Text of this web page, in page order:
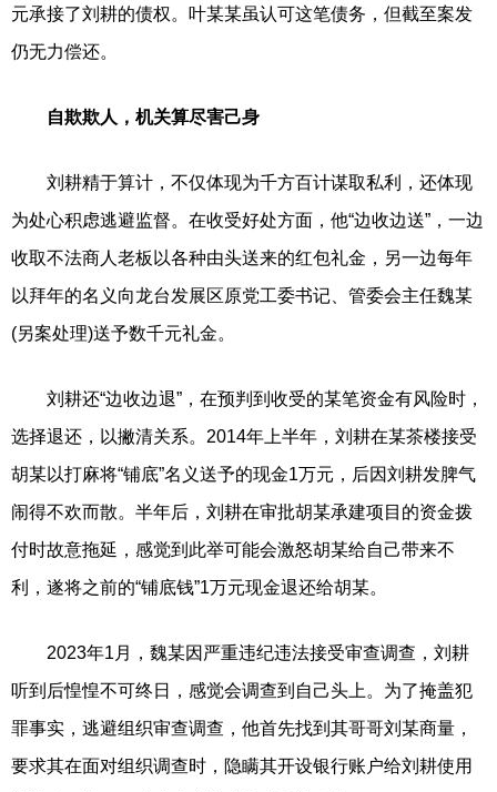
元承接了刘耕的债权。叶某某虽认可这笔债务，但截至案发
仍无力偿还。
自欺欺人，机关算尽害己身
刘耕精于算计，不仅体现为千方百计谋取私利，还体现
为处心积虑逃避监督。在收受好处方面，他“边收边送”，一边
收取不法商人老板以各种由头送来的红包礼金，另一边每年
以拜年的名义向龙台发展区原党工委书记、管委会主任魏某
(另案处理)送予数千元礼金。
刘耕还“边收边退”，在预判到收受的某笔资金有风险时，
选择退还，以撇清关系。2014年上半年，刘耕在某茶楼接受
胡某以打麻将“铺底”名义送予的现金1万元，后因刘耕发脾气
闹得不欢而散。半年后，刘耕在审批胡某承建项目的资金拨
付时故意拖延，感觉到此举可能会激怒胡某给自己带来不
利，遂将之前的“铺底钱”1万元现金退还给胡某。
2023年1月，魏某因严重违纪违法接受审查调查，刘耕
听到后惶惶不可终日，感觉会调查到自己头上。为了掩盖犯
罪事实，逃避组织审查调查，他首先找到其哥哥刘某商量，
要求其在面对组织调查时，隐瞒其开设银行账户给刘耕使用